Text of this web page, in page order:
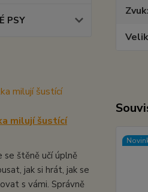
PSY
milují šustící
se štěně učí úplně
jak si hrát, jak se
s vámi. Správně
Zvuk